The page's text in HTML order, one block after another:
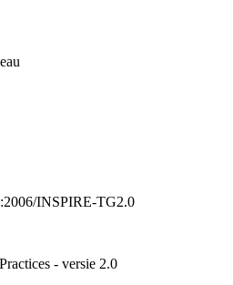
INSPIRE-TG2.0
- versie 2.0